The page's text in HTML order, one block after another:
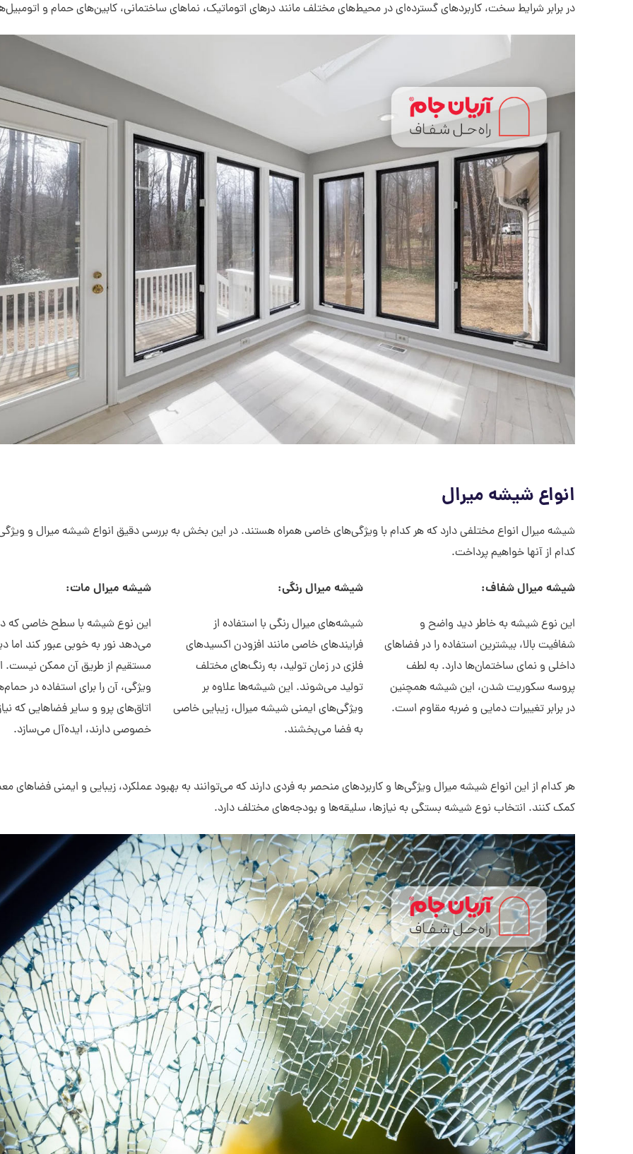
در برابر شرایط سخت، کاربردهای گسترده‌ای در محیط‌های مختلف مانند درهای اتوماتیک، نماهای ساختمانی، کابین‌های حمام و
انواع شیشه میرال
شیشه میرال انواع مختلفی دارد که هر کدام با ویژگی‌های خاصی همراه هستند. در این بخش به بررسی دقیق انواع شیشه میرال و
کدام از آنها خواهیم پرداخت.
شیشه میرال شفاف:
این نوع شیشه به خاطر دید واضح و
شفافیت بالا، بیشترین استفاده را در فضاهای
داخلی و نمای ساختمان‌ها دارد. به لطف
پروسه سکوریت شدن، این شیشه همچنین
در برابر تغییرات دمایی و ضربه مقاوم است.
شیشه میرال رنگی:
شیشه‌های میرال رنگی با استفاده از
فرایندهای خاصی مانند افزودن اکسیدهای
فلزی در زمان تولید، به رنگ‌های مختلف
تولید می‌شوند. این شیشه‌ها علاوه بر
ویژگی‌های ایمنی شیشه میرال، زیبایی خاصی
به فضا می‌بخشند.
شیشه میرال مات:
این نوع شیشه با سطح خاصی که
می‌دهد نور به خوبی عبور کند اما
مستقیم از طریق آن ممکن نیست.
ویژگی، آن را برای استفاده در
اتاق‌های پرو و سایر فضاهایی که
خصوصی دارند، ایده‌آل می‌سازد.
هر کدام از این انواع شیشه میرال ویژگی‌ها و کاربردهای منحصر به فردی دارند که می‌توانند به بهبود عملکرد، زیبایی و ایمنی فضاهای
کمک کنند. انتخاب نوع شیشه بستگی به نیازها، سلیقه‌ها و بودجه‌های مختلف دارد.